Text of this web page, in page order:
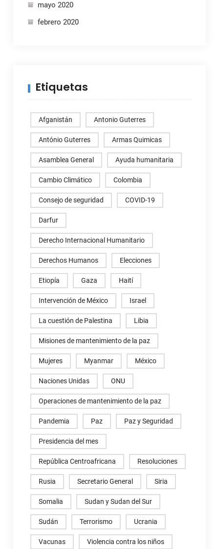
mayo 2020
febrero 2020
Etiquetas
Afganistán Antonio Guterres
António Guterres Armas Quimicas
Asamblea General Ayuda humanitaria
Cambio Climático Colombia
Consejo de seguridad COVID-19
Darfur
Derecho Internacional Humanitario
Derechos Humanos Elecciones
Etiopía Gaza Haití
Intervención de México Israel
La cuestión de Palestina Libia
Misiones de mantenimiento de la paz
Mujeres Myanmar México
Naciones Unidas ONU
Operaciones de mantenimiento de la paz
Pandemia Paz Paz y Seguridad
Presidencia del mes
República Centroafricana Resoluciones
Rusia Secretario General Siria
Somalia Sudan y Sudan del Sur
Sudán Terrorismo Ucrania
Vacunas Violencia contra los niños